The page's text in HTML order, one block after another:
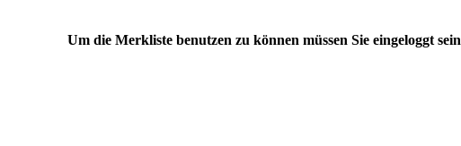
Um die Merkliste benutzen zu können müssen Sie eingeloggt sein